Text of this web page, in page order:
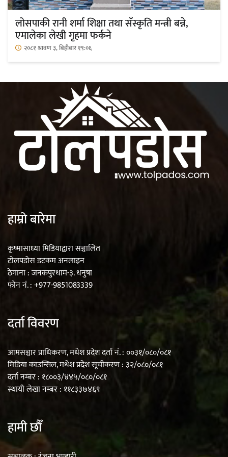
महत्त्वपूर्ण हुन्छ : मेयर मण्डल
रौतहटमा चट्याङ लाग्दा एककोे मृत्यु
श्रीमती बलात्कार मुद्दामा श्रीमान्लाई छ महिना
कैद, एक लाख रुपैयाँ क्षतिपूर्ति
एम्बुलेन्सको उपहार भारत र नेपालबीचको निकै
बलियो र जीवन्त विकास साझेदारीको एक
हिस्सा : नियोग उपप्रमुख श्रीवास्तव
प्रेस काउन्सिल सदस्य नियुक्तिमा विभेद भयो :
जनमत पत्रकार संघ
परियोजना सकिनै लाग्दा खुल्यो वन उद्यमीले
लोसपाकी रानी शर्मा शिक्षा तथा सँस्कृति मन्त्री बन्ने,
एमालेका लेखी गृहमा फर्कने
२०८१ श्रावण ३, बिहीबार १९:०६
हाम्रो बारेमा
कृष्मासाध्या मिडियाद्वारा सञ्चालित
टोलपडोस डटकम अनलाइन
ठेगाना : जनकपुरधाम-३. धनुषा
फोन नं. : +977-9851083339
दर्ता विवरण
आमसञ्चार प्राधिकरण, मधेश प्रदेश दर्ता नं. : ००३१/०८०/०८१
मिडिया काउन्सिल, मधेश प्रदेश सूचीकरण : ३२/०८०/०८१
दर्ता नम्बर : १८००३/४४५/०८०/०८१
स्थायी लेखा नम्बर : ११८३३७४६९
हामी छौँ